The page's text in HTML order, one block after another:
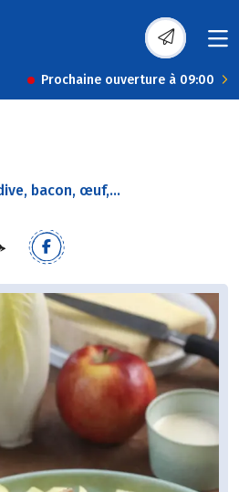
Prochaine ouverture à 09:00
bacon, œuf,...